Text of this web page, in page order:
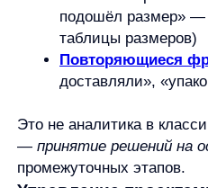
ответов в свободной форме.
Загружает в ИИ:
«Сгруппируй ответы по
предложения по
о практической части